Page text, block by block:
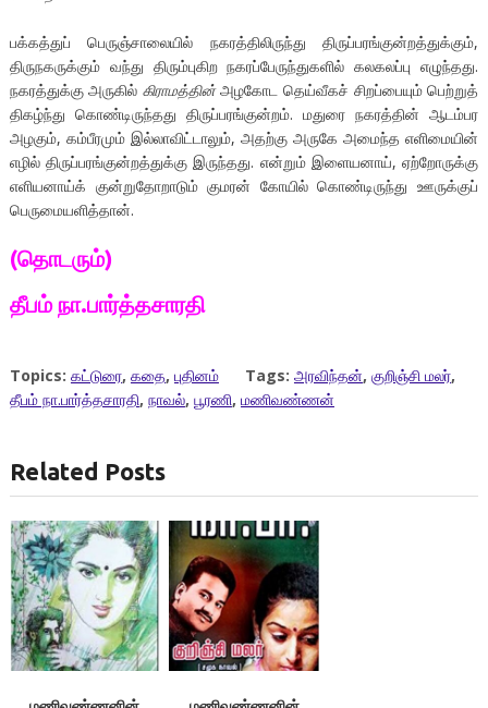
பக்கத்துப் பெருஞ்சாலையில் நகரத்திலிருந்து திருப்பரங்குன்றத்துக்கும்,
திருநகருக்கும் வந்து திரும்புகிற நகரப்பேருந்துகளில் கலகலப்பு எழுந்தது.
நகரத்துக்கு அருகில் கிராமத்தின்அழகோட தெய்வீகச் சிறப்பையும் பெற்றுத்
திகழ்ந்து கொண்டிருந்தது திருப்பரங்குன்றம். மதுரை நகரத்தின் ஆடம்பர
அழகும், கம்பீரமும் இல்லாவிட்டாலும், அதற்கு அருகே அமைந்த எளிமையின்
எழில் திருப்பரங்குன்றத்துக்கு இருந்தது. என்றும் இளையனாய், ஏற்றோருக்கு
எளியனாய்க் குன்றுதோறாடும் குமரன் கோயில் கொண்டிருந்து ஊருக்குப்
பெருமையளித்தான்.
(தொடரும்)
தீபம் நா.பார்த்தசாரதி
Topics: கட்டுரை, கதை, புதினம் Tags: அரவிந்தன், குறிஞ்சி மலர்,
தீபம் நா.பார்த்தசாரதி, நாவல், பூரணி, மணிவண்ணன்
Related Posts